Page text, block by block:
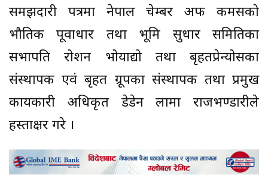
समझदारी पत्रमा नेपाल चेम्बर अफ कमर्सको
भौतिक पूर्वाधार तथा भूमि सुधार समितिका
सभापति रोशन भोयाद्यो तथा बृहतप्रेन्योर्सका
संस्थापक एवं बृहत ग्रूपका संस्थापक तथा प्रमुख
कार्यकारी अधिकृत डेडेन लामा राजभण्डारीले
हस्ताक्षर गरे ।